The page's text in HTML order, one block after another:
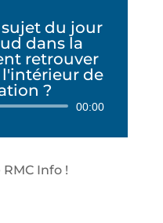
sujet du jour
dans la
retrouver
l'intérieur de
?
00:00
Info !